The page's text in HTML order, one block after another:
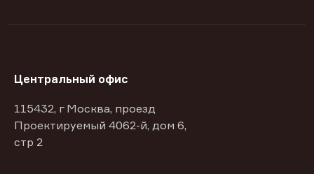
Центральный офис
115432, г Москва, проезд
Проектируемый 4062-й, дом 6,
стр 2